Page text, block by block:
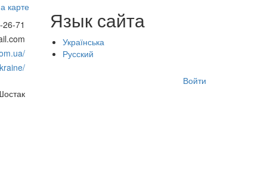
карте
71
Язык сайта
Українська
Русский
Войти